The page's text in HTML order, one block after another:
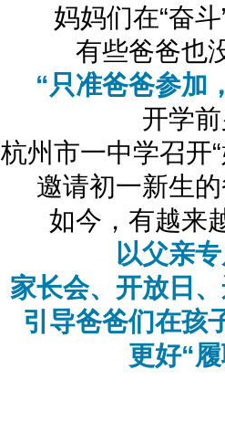
妈妈们在“奋
有些爸爸也
“只准爸爸参加
开学
杭州市一中学召开
邀请初一新生
如今，有越来
以父亲
家长会、开放日
引导爸爸们在孩
更好“